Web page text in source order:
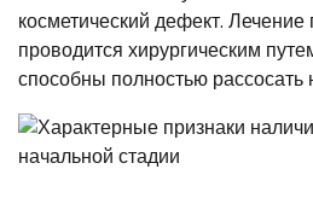
косметический дефект. Лечение
проводится хирургическим
способны полностью рассосать